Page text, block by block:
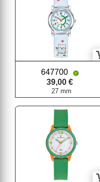
647700
39,00 €
27 mm